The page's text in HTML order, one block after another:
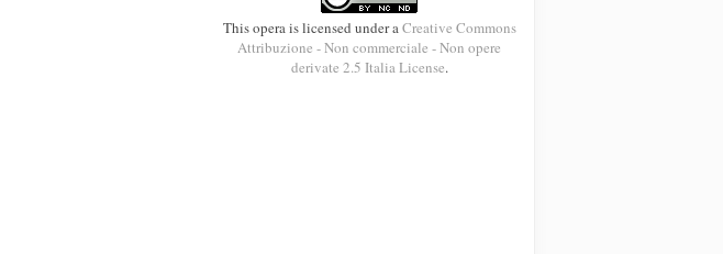
This opera is licensed under aCreative Commons
Attribuzione - Non commerciale - Non opere
derivate 2.5 Italia License.